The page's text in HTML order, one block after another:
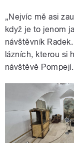
„Nejvíc mě asi
když je to jenom
návštěvník
lázních, kterou si
návštěvě Pompejí.